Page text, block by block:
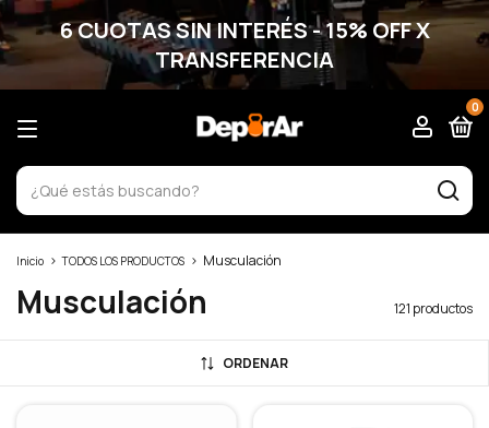
6 CUOTAS SIN INTERÉS - 15% OFF X
TRANSFERENCIA
0
Inicio > TODOS LOS PRODUCTOS > Musculación
Musculación 121 productos
ORDENAR